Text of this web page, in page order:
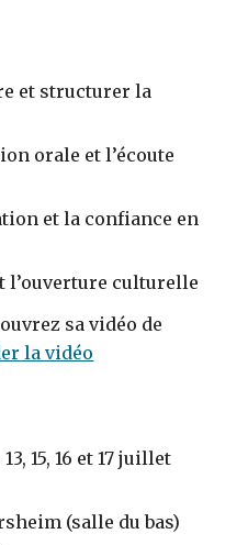
et structurer la
orale et l’écoute
et la confiance en
l’ouverture culturelle
sa vidéo de
la vidéo
15, 16 et 17 juillet
(salle du bas)